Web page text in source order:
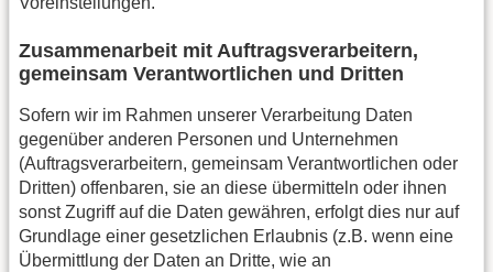
Zusammenarbeit mit Auftragsverarbeitern,
gemeinsam Verantwortlichen und Dritten
Sofern wir im Rahmen unserer Verarbeitung Daten
gegenüber anderen Personen und Unternehmen
(Auftragsverarbeitern, gemeinsam Verantwortlichen oder
Dritten) offenbaren, sie an diese übermitteln oder ihnen
sonst Zugriff auf die Daten gewähren, erfolgt dies nur auf
Grundlage einer gesetzlichen Erlaubnis (z.B. wenn eine
Übermittlung der Daten an Dritte, wie an